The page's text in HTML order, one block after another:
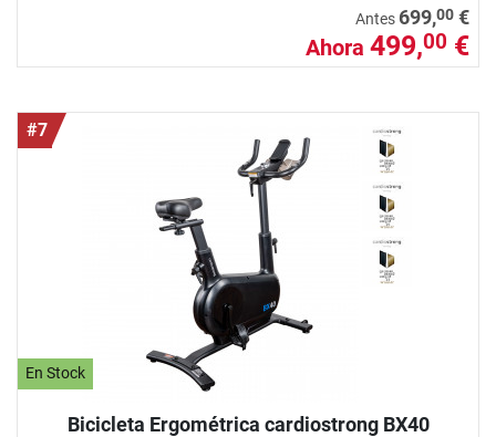
Antes 699,00 €
Ahora 499,00 €
#7
En Stock
Bicicleta Ergométrica cardiostrong BX40